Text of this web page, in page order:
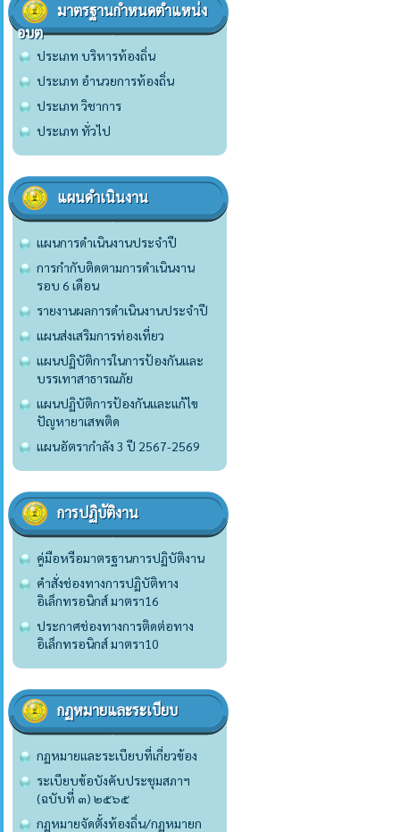
มาตรฐานกำหนดตำแหน่ง
อบต
ประเภท บริหารท้องถิ่น
ประเภท อำนวยการท้องถิ่น
ประเภท วิชาการ
ประเภท ทั่วไป
แผนดำเนินงาน
แผนการดำเนินงานประจำปี
การกำกับติดตามการดำเนินงาน
รอบ 6 เดือน
รายงานผลการดำเนินงานประจำปี
แผนส่งเสริมการท่องเที่ยว
แผนปฏิบัติการในการป้องกันและ
บรรเทาสาธารณภัย
แผนปฏิบัติการป้องกันและแก้ไข
ปัญหายาเสพติด
แผนอัตรากำลัง 3 ปี 2567-2569
การปฏิบัติงาน
คู่มือหรือมาตรฐานการปฏิบัติงาน
คำสั่งช่องทางการปฏิบัติทาง
อิเล็กทรอนิกส์ มาตรา16
ประกาศช่องทางการติดต่อทาง
อิเล็กทรอนิกส์ มาตรา10
กฏหมายและระเบียบ
กฏหมายและระเบียบที่เกี่ยวข้อง
ระเบียบข้อบังคับประชุมสภาฯ
(ฉบับที่ ๓) ๒๕๖๕
กฏหมายจัดตั้งท้องถิ่น/กฏหมายก